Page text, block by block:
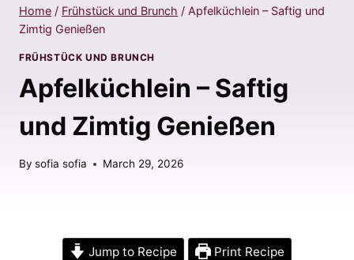
Home / Frühstück und Brunch / Apfelküchlein – Saftig und
Zimtig Genießen
FRÜHSTÜCK UND BRUNCH
Apfelküchlein – Saftig
und Zimtig Genießen
By sofia sofia March 29, 2026
Jump to Recipe Print Recipe